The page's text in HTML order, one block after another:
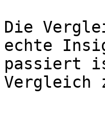
Die
echte
passiert